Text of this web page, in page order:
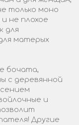
только моно
не плохое
для
матерых
бочата,
с деревянной
и
Другие